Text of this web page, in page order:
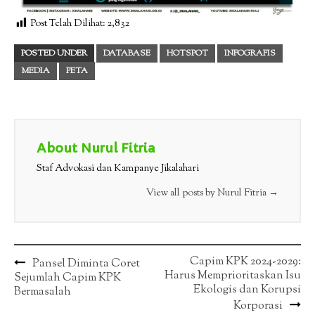
Post Telah Dilihat: 2,832
POSTED UNDER DATABASE HOTSPOT
INFOGRAFIS
MEDIA
PETA
About Nurul Fitria
Staf Advokasi dan Kampanye Jikalahari
View all posts by Nurul Fitria →
Post
navigation
Pansel Diminta Coret
Sejumlah Capim KPK
Bermasalah
Capim KPK 2024-2029:
Harus Memprioritaskan Isu
Ekologis dan Korupsi
Korporasi